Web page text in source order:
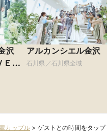
沢
ＥＩ
アルカンシエル金沢
石川県／石川県全域
カップル > ゲストとの時間をタッ